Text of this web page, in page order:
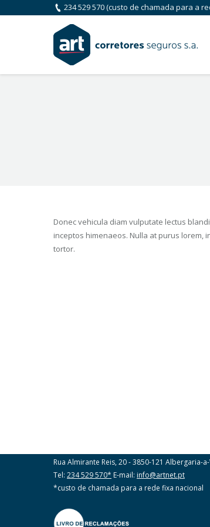
234 529 570(custo de chamada para a
Donec vehicula diam vulputate lectus
inceptos himenaeos. Nulla at purus lorem,
tortor.
Rua Almirante Reis, 20 - 3850-121 Albergaria-
Tel: 234 529 570* E-mail: info@artnet.pt
*custo de chamada para a rede fixa nacional